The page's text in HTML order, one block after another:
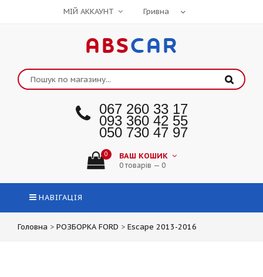
МІЙ АККАУНТ
ABSCAR
067 260 33 17
093 360 42 55
050 730 47 97
0 ВАШ КОШИК
0 товарів — 0
НАВІГАЦІЯ
Головна > РОЗБОРКА FORD > Escape 2013-2016